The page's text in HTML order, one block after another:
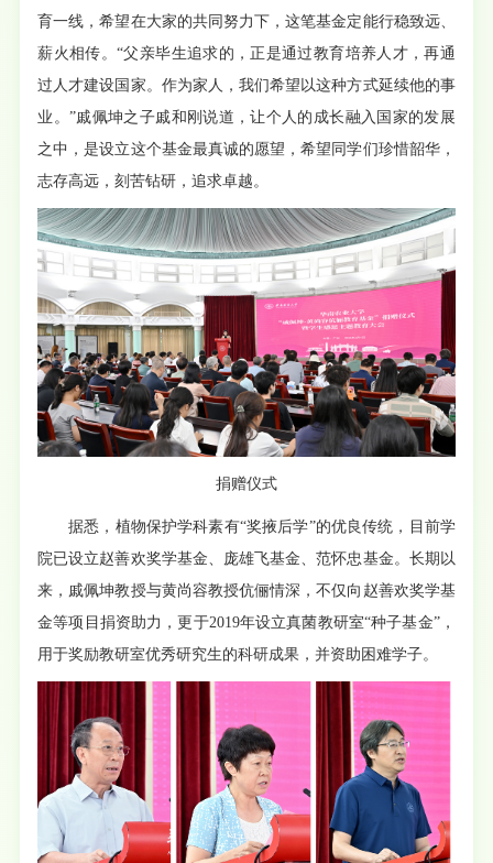
育一线，希望在大家的共同努力下，这笔基金定能行稳致远、
薪火相传。“父亲毕生追求的，正是通过教育培养人才，再通
过人才建设国家。作为家人，我们希望以这种方式延续他的事
业。”戚佩坤之子戚和刚说道，让个人的成长融入国家的发展
之中，是设立这个基金最真诚的愿望，希望同学们珍惜韶华，
志存高远，刻苦钻研，追求卓越。
捐赠仪式
据悉，植物保护学科素有“奖掖后学”的优良传统，目前学
院已设立赵善欢奖学基金、庞雄飞基金、范怀忠基金。长期以
来，戚佩坤教授与黄尚容教授伉俪情深，不仅向赵善欢奖学基
金等项目捐资助力，更于2019年设立真菌教研室“种子基金”，
用于奖励教研室优秀研究生的科研成果，并资助困难学子。